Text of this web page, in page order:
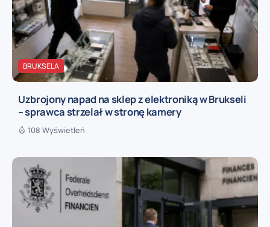
BRUKSELA
Uzbrojony napad na sklep z elektroniką w Brukseli
– sprawca strzelał w stronę kamery
108 Wyświetleń